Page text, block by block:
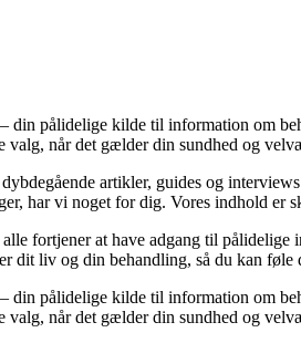
din pålidelige kilde til information om
valg, når det gælder din sundhed og
artikler, guides og
har vi noget for dig. Vores indhold er
fortjener at have adgang til
dit liv og din behandling, så du kan føle
din pålidelige kilde til information om
valg, når det gælder din sundhed og